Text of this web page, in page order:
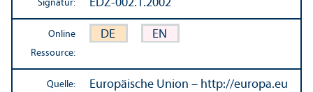
Signatur: EDZ-002.1.2002
Online
Ressource:
DE EN
Quelle: Europäische Union – http://europa.eu